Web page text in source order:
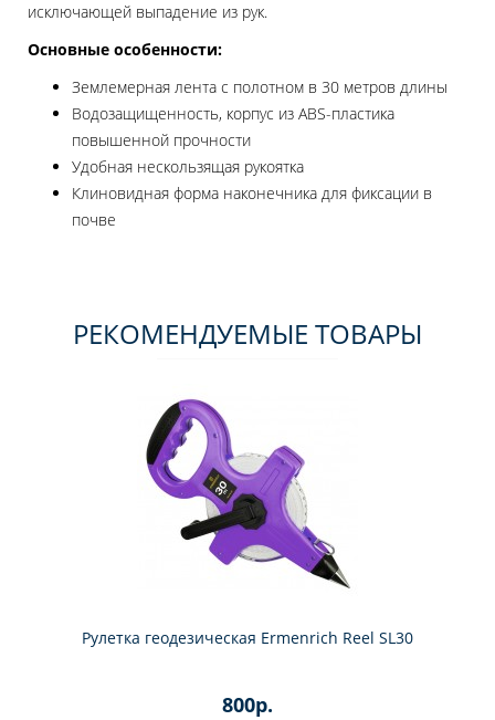
исключающей выпадение из рук.
Основные особенности:
Землемерная лента с полотном в 30 метров длины
Водозащищенность, корпус из ABS-пластика
повышенной прочности
Удобная нескользящая рукоятка
Клиновидная форма наконечника для фиксации в
почве
РЕКОМЕНДУЕМЫЕ ТОВАРЫ
Рулетка геодезическая Ermenrich Reel SL30
800р.